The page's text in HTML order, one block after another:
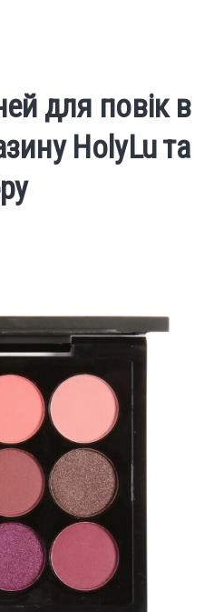
для повік в
HolyLu та